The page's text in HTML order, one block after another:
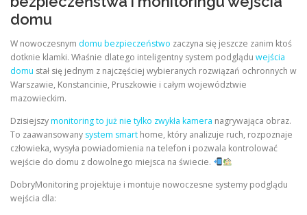
domu
W nowoczesnym domu bezpieczeństwo zaczyna się jeszcze zanim ktoś
dotknie klamki. Właśnie dlatego inteligentny system podglądu wejścia
domu stał się jednym z najczęściej wybieranych rozwiązań ochronnych w
Warszawie, Konstancinie, Pruszkowie i całym województwie
mazowieckim.
Dzisiejszymonitoring to już nie tylko zwykła kamera nagrywająca obraz.
To zaawansowany system smart home, który analizuje ruch, rozpoznaje
człowieka, wysyła powiadomienia na telefon i pozwala kontrolować
wejście do domu z dowolnego miejsca na świecie.
DobryMonitoring projektuje i montuje nowoczesne systemy podglądu
wejścia dla: